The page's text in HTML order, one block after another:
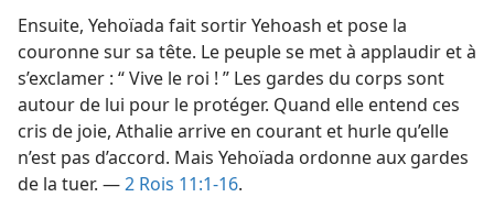
Ensuite, Yehoïada fait sortir Yehoash et pose la
couronne sur sa tête. Le peuple se met à applaudir et à
s’exclamer : “ Vive le roi ! ” Les gardes du corps sont
autour de lui pour le protéger. Quand elle entend ces
cris de joie, Athalie arrive en courant et hurle qu’elle
n’est pas d’accord. Mais Yehoïada ordonne aux gardes
de la tuer. —2 Rois 11:1-16.